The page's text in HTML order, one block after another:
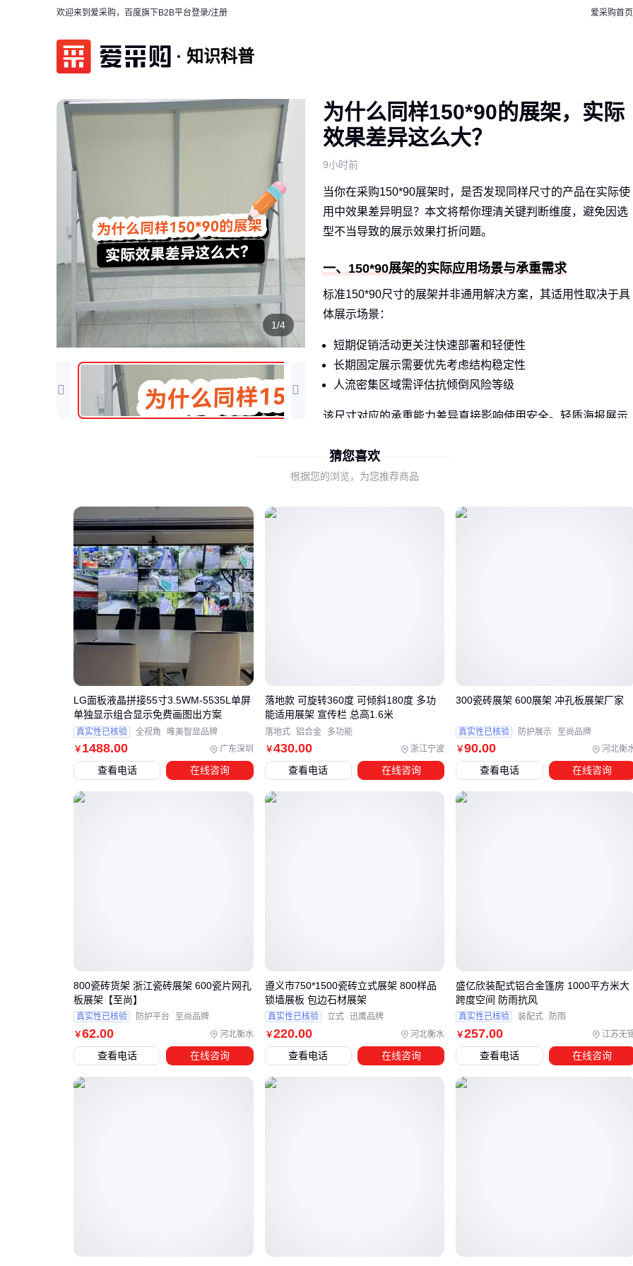
欢迎来到爱采购，百度旗下B2B平台登录/注册 爱采购首页
知识科普
1/4
为什么同样150*90的展架，实际
效果差异这么大？
9小时前
当你在采购150*90展架时，是否发现同样尺寸的产品在实际使
用中效果差异明显？本文将帮你理清关键判断维度，避免因选
型不当导致的展示效果打折问题。
一、150*90展架的实际应用场景与承重需求
标准150*90尺寸的展架并非通用解决方案，其适用性取决于具
体展示场景：
短期促销活动更关注快速部署和轻便性
长期固定展示需要优先考虑结构稳定性
人流密集区域需评估抗倾倒风险等级
该尺寸对应的承重能力差异直接影响使用安全。轻质海报展示
标注标准值。
理解核心参数与实际效用的关联，才能避免采购时被表面规格
这些差异在空旷展厅和狭窄过道等不同环境中会被放大。选择
前需要预估实际使用场景中的主要风险因素。
结构差异也导致安装复杂度不同。频繁拆卸的临时活动点，应
该优先考虑无需工具就能快速组装的类型。
三、150*90展架与替代方案如何根据场景分流选择？
X型展架：部署最快速，但户外使用时需选择防风注水底座版
本
：平衡了便携性和稳定性，适合多地巡展需求
特殊场景需要突破尺寸限制时，相邻方案的选择逻辑更值得关
系统适合超大空间的主视觉搭建，而可拼接的
猜您喜欢
根据您的浏览，为您推荐商品
￥ 1488.00 广东深圳
LG面板液晶拼接55寸3.5WM-5535L单屏
单独显示组合显示免费画图出方案
真实性已核验 全视角 唯美智显品牌
查看电话 在线咨询
￥430.00 浙江宁波
落地款 可旋转360度 可倾斜180度 多功
能适用展架 宣传栏 总高1.6米
落地式 铝合金 多功能
查看电话 在线咨询
￥90.00 河北衡
300瓷砖展架 600展架 冲孔板展架厂家
真实性已核验 防护展示 至尚品牌
查看电话 在线咨询
￥62.00 河北衡水
800瓷砖货架 浙江瓷砖展架 600瓷片网孔
板展架【至尚】
真实性已核验 防护平台 至尚品牌
查看电话 在线咨询
￥220.00 河北衡水
遵义市750*1500瓷砖立式展架 800样品
锁墙展板 包边石材展架
真实性已核验 立式 迅鹰品牌
查看电话 在线咨询
￥257.00 江苏无
盛亿欣装配式铝合金篷房 1000平方米大
跨度空间 防雨抗风
真实性已核验 装配式 防雨
查看电话 在线咨询